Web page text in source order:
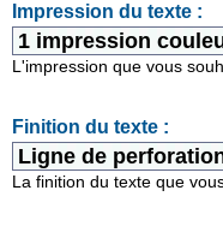
Impression du texte :
L'impression que vous
Finition du texte :
La finition du texte que